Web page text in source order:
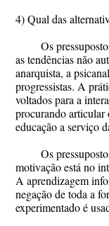
4) Qual das
Os
as tendências não
anarquista, a
progressistas. A
voltados para a
procurando articular
educação a serviço
Os
motivação está no
A aprendizagem
negação de toda a
experimentado é